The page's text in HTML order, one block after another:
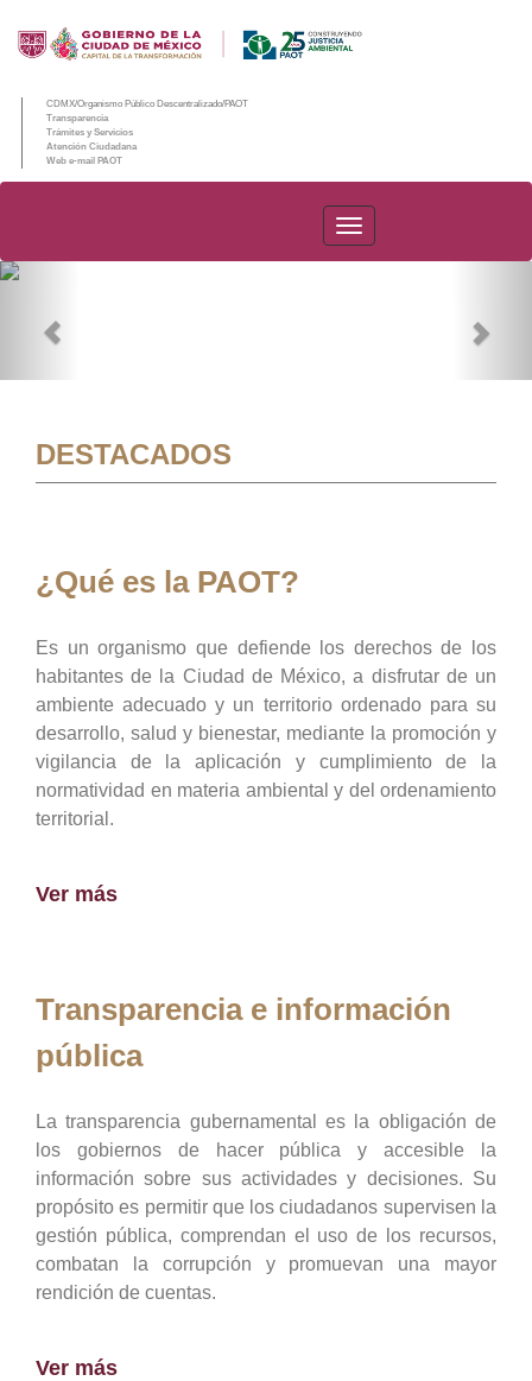
CDMX/Organismo Público Descentralizado/PAOT
Transparencia
Trámites y Servicios
Atención Ciudadana
Web e-mail PAOT
PAOT
DESTACADOS
¿Qué es la PAOT?
Es un organismo que defiende los derechos de los
habitantes de la Ciudad de México, a disfrutar de un
ambiente adecuado y un territorio ordenado para su
desarrollo, salud y bienestar, mediante la promoción y
vigilancia de la aplicación y cumplimiento de la
normatividad en materia ambiental y del ordenamiento
territorial.
Ver más
Transparencia e información
pública
La transparencia gubernamental es la obligación de
los gobiernos de hacer pública y accesible la
información sobre sus actividades y decisiones. Su
propósito es permitir que los ciudadanos supervisen la
gestión pública, comprendan el uso de los recursos,
combatan la corrupción y promuevan una mayor
rendición de cuentas.
Ver más